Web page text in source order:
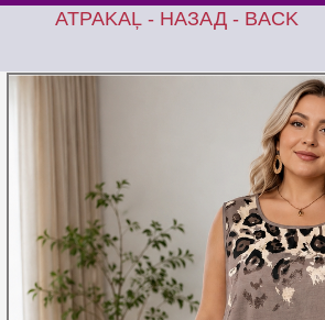
ATPAKAĻ - НАЗАД - BACK